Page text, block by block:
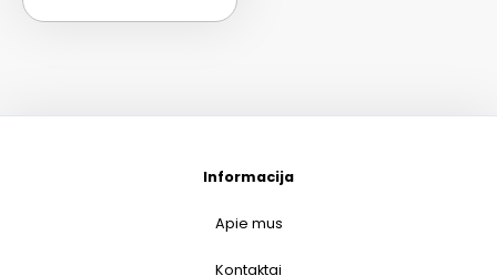
Informacija
Apie mus
Kontaktai